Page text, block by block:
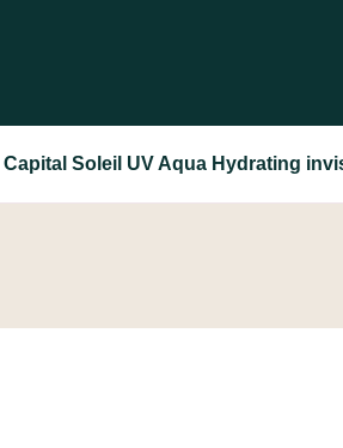
Soleil UV Aqua Hydrating